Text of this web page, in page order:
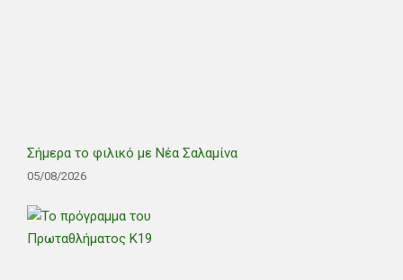
Σήμερα το φιλικό με Νέα Σαλαμίνα
05/08/2026